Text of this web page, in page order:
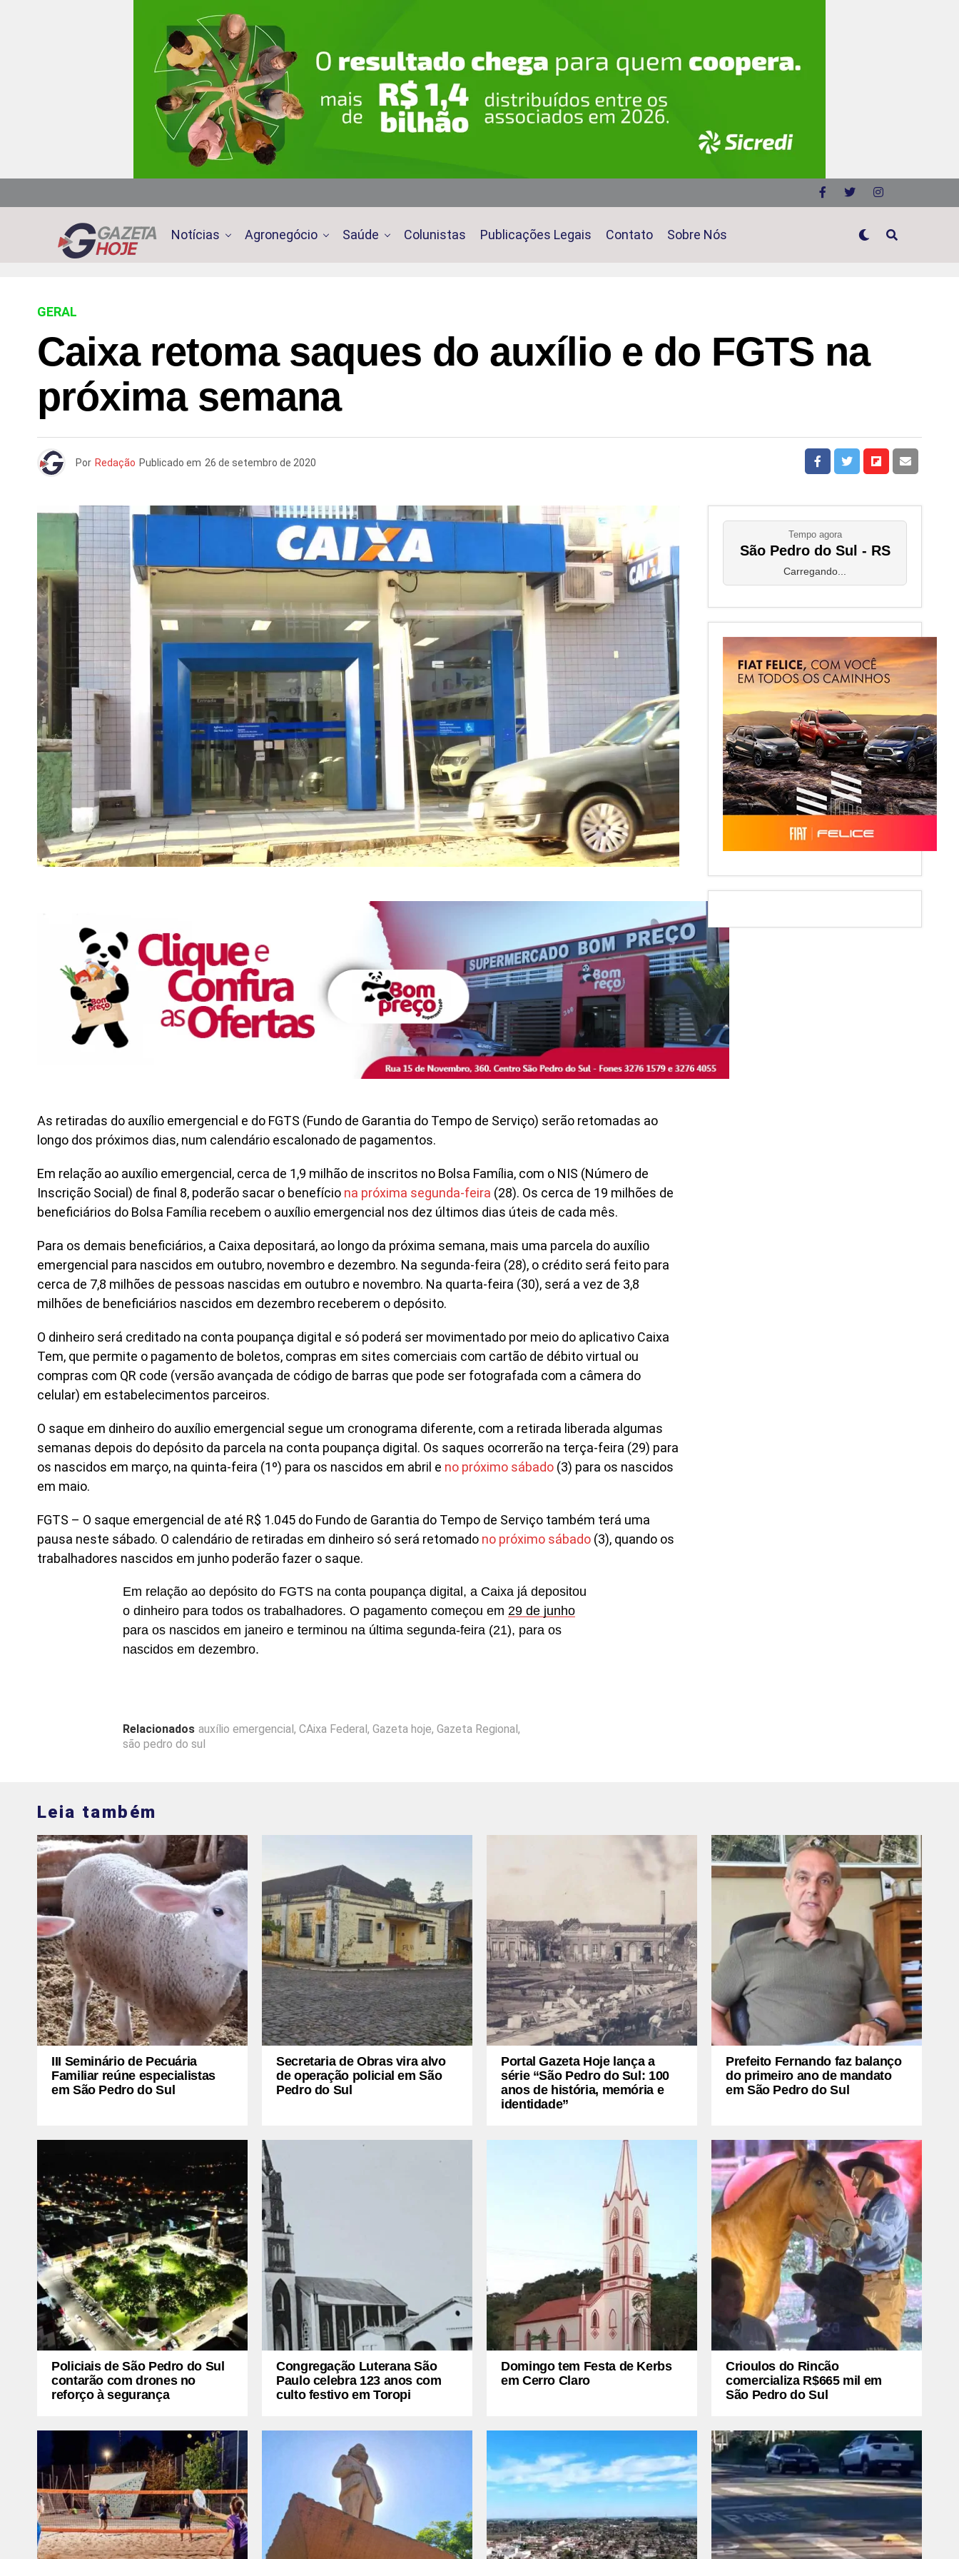
Notícias Agronegócio Saúde Colunistas Publicações Legais Contato Sobre Nós
GERAL
Caixa retoma saques do auxílio e do FGTS na
próxima semana
Por Redação Publicado em 26 de setembro de 2020
As retiradas do auxílio emergencial e do FGTS (Fundo de Garantia do Tempo de Serviço) serão retomadas ao
longo dos próximos dias, num calendário escalonado de pagamentos.
Em relação ao auxílio emergencial, cerca de 1,9 milhão de inscritos no Bolsa Família, com o NIS (Número de
Inscrição Social) de final 8, poderão sacar o benefício na próxima segunda-feira (28). Os cerca de 19 milhões de
beneficiários do Bolsa Família recebem o auxílio emergencial nos dez últimos dias úteis de cada mês.
Para os demais beneficiários, a Caixa depositará, ao longo da próxima semana, mais uma parcela do auxílio
emergencial para nascidos em outubro, novembro e dezembro. Na segunda-feira (28), o crédito será feito para
cerca de 7,8 milhões de pessoas nascidas em outubro e novembro. Na quarta-feira (30), será a vez de 3,8
milhões de beneficiários nascidos em dezembro receberem o depósito.
O dinheiro será creditado na conta poupança digital e só poderá ser movimentado por meio do aplicativo Caixa
Tem, que permite o pagamento de boletos, compras em sites comerciais com cartão de débito virtual ou
compras com QR code (versão avançada de código de barras que pode ser fotografada com a câmera do
celular) em estabelecimentos parceiros.
O saque em dinheiro do auxílio emergencial segue um cronograma diferente, com a retirada liberada algumas
semanas depois do depósito da parcela na conta poupança digital. Os saques ocorrerão na terça-feira (29) para
os nascidos em março, na quinta-feira (1º) para os nascidos em abril e no próximo sábado (3) para os nascidos
em maio.
FGTS – O saque emergencial de até R$ 1.045 do Fundo de Garantia do Tempo de Serviço também terá uma
pausa neste sábado. O calendário de retiradas em dinheiro só será retomado no próximo sábado (3), quando os
trabalhadores nascidos em junho poderão fazer o saque.
Em relação ao depósito do FGTS na conta poupança digital, a Caixa já depositou
o dinheiro para todos os trabalhadores. O pagamento começou em 29 de junho
para os nascidos em janeiro e terminou na última segunda-feira (21), para os
nascidos em dezembro.
Relacionados auxílio emergencial , CAixa Federal , Gazeta hoje, Gazeta Regional ,
são pedro do sul
Tempo agora
São Pedro do Sul - RS
Carregando...
Leia também
III Seminário de Pecuária
Familiar reúne especialistas
em São Pedro do Sul
Secretaria de Obras vira alvo
de operação policial em São
Pedro do Sul
Portal Gazeta Hoje lança a
série “São Pedro do Sul: 100
anos de história, memória e
identidade”
Prefeito Fernando faz balanço
do primeiro ano de mandato
em São Pedro do Sul
Policiais de São Pedro do Sul
contarão com drones no
reforço à segurança
Congregação Luterana São
Paulo celebra 123 anos com
culto festivo em Toropi
Domingo tem Festa de Kerbs
em Cerro Claro
Crioulos do Rincão
comercializa R$665 mil em
São Pedro do Sul